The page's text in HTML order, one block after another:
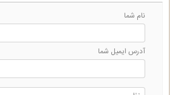
نام شما
آدرس ايميل شما